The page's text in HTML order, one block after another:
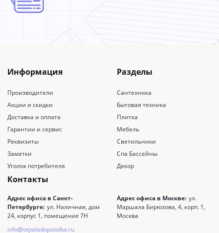
Информация
Производители
Акции и скидки
Доставка и оплата
Гарантии и сервис
Реквизиты
Заметки
Уголок потребителя
Разделы
Сантехника
Бытовая техника
Плитка
Мебель
Светильники
Спа Бассейны
Декор
Контакты
Адрес офиса в Санкт-
Петербурге: ул. Наличная, дом
24, корпус 1, помещение 7Н
Адрес офиса в Москве: ул.
Маршала Бирюзова, 4, корп. 1,
Москва
info@otpoladopotolka.ru